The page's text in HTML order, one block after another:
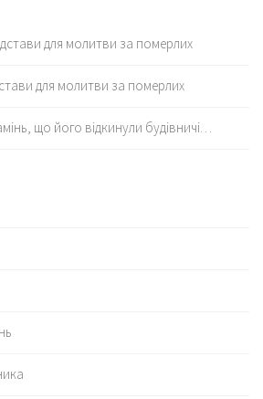
для молитви за померлих
для молитви за померлих
що його відкинули будівничі…